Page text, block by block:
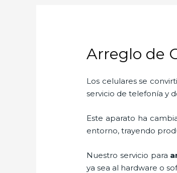
Arreglo de
Los celulares se
servicio de telefonía y
Este aparato ha
entorno, trayendo
Nuestro servicio para
ya sea al hardware o